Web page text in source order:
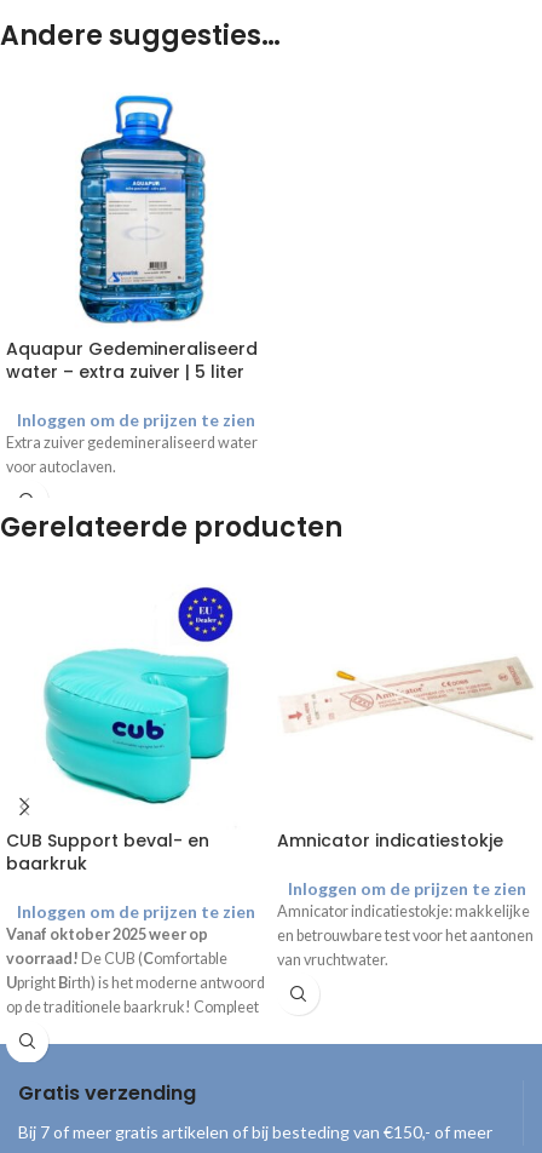
Andere suggesties…
Aquapur Gedemineraliseerd
water – extra zuiver | 5 liter
Inloggen om de prijzen te zien
Extra zuiver gedemineraliseerd water
voor autoclaven.
Gerelateerde producten
CUB Support beval- en
baarkruk
Inloggen om de prijzen te zien
Vanaf oktober 2025 weer op
voorraad! De CUB (Comfortable
Upright Birth) is het moderne antwoord
op de traditionele baarkruk! Compleet
geleverd inclusief draagtas, handpomp
en gebruiksaanwijzing.
Amnicator indicatiestokje
Inloggen om de prijzen te zien
Amnicator indicatiestokje: makkelijke
en betrouwbare test voor het aantonen
van vruchtwater.
Gratis verzending
Bij 7 of meer gratis artikelen of bij besteding van €150,- of meer